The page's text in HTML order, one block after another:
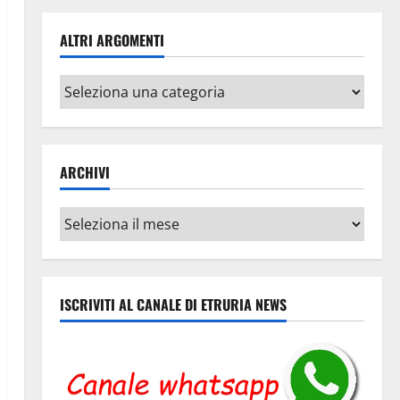
ALTRI ARGOMENTI
Altri
argomenti
ARCHIVI
Archivi
ISCRIVITI AL CANALE DI ETRURIA NEWS